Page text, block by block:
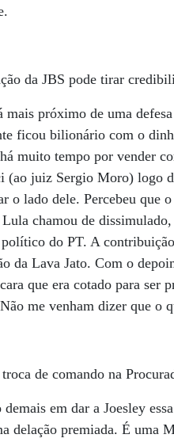
da JBS pode tirar
mais próximo de uma
ficou bilionário com o
muito tempo por vender
(ao juiz Sergio Moro) logo
o lado dele. Percebeu
chamou de
do PT. A
da Lava Jato. Com o
que era cotado para ser
me venham dizer que o
de comando na
demais em dar a Joesley
delação premiada. É uma